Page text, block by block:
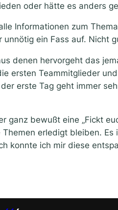
oder hätte es anders
Informationen zum
unnötig ein Fass auf. Nicht
denen hervorgeht das
ersten Teammitglieder
erste Tag geht immer
ganz bewußt eine „Fickt
erledigt bleiben.
konnte ich mir diese